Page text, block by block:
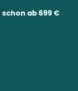
schon ab 699 €